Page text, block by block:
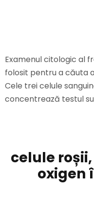
Examenul citologic al
folosit pentru a căuta
Cele trei celule
concentrează testul
celule
oxigen